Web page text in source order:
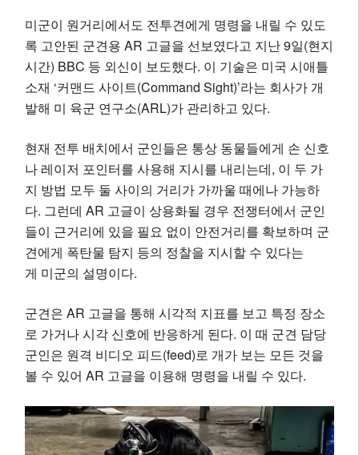
미군이 원거리에서도 전투견에게 명령을 내릴 수 있도
록 고안된 군견용 AR 고글을 선보였다고 지난 9일(현지
시간) BBC 등 외신이 보도했다. 이 기술은 미국 시애틀
소재 ‘커맨드 사이트(Command Sight)’라는 회사가 개
발해 미 육군 연구소(ARL)가 관리하고 있다.
현재 전투 배치에서 군인들은 통상 동물들에게 손 신호
나 레이저 포인터를 사용해 지시를 내리는데, 이 두 가
지 방법 모두 둘 사이의 거리가 가까울 때에나 가능하
다. 그런데 AR 고글이 상용화될 경우 전쟁터에서 군인
들이 근거리에 있을 필요 없이 안전거리를 확보하며 군
견에게 폭탄물 탐지 등의 정찰을 지시할 수 있다는
게 미군의 설명이다.
군견은 AR 고글을 통해 시각적 지표를 보고 특정 장소
로 가거나 시각 신호에 반응하게 된다. 이 때 군견 담당
군인은 원격 비디오 피드(feed)로 개가 보는 모든 것을
볼 수 있어 AR 고글을 이용해 명령을 내릴 수 있다.